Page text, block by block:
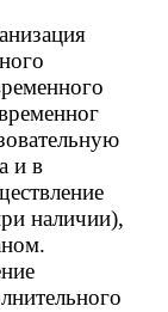
и в
наличии),